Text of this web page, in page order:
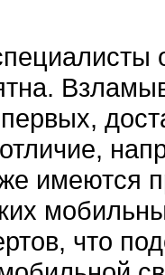
,
имеются
что